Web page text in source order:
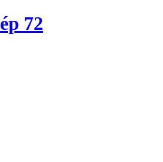
72